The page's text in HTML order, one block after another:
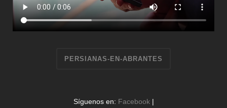
PERSIANAS-EN-ABRANTES
Síguenos en: Facebook|